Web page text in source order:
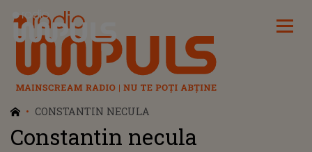
Radio Impuls
CONSTANTIN NECULA
Constantin necula